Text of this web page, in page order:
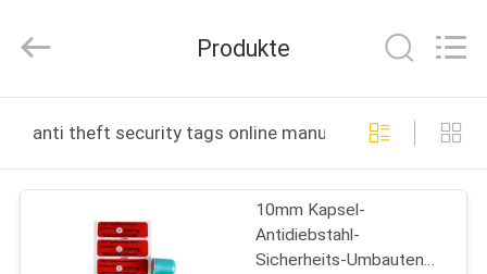
PRODUKTE
Material
Rights
Produkte
anti theft security tags online manufacture
10mm Kapsel-
Antidiebstahl-
Sicherheits-Umbauten